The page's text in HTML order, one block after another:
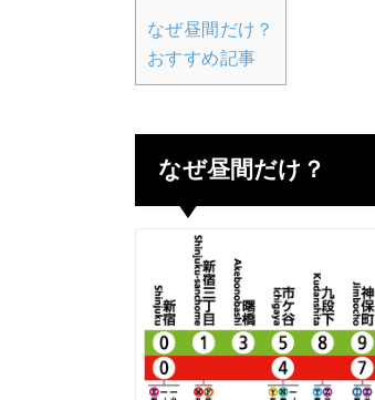
なぜ昼間だけ？
おすすめ記事
なぜ昼間だけ？